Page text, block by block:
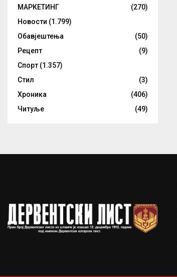
МАРКЕТИНГ
(270)
Новости (1.799)
Обавјештења
(50)
Рецепт
(9)
Спорт (1.357)
Стил
(3)
Хроника
(406)
Читуље
(49)